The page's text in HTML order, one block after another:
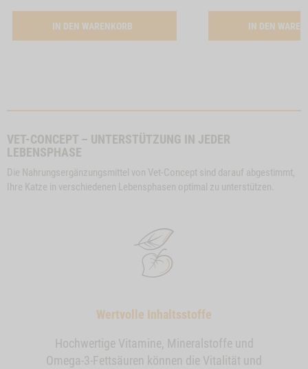
IN DEN WARENKORB ACTIVATION FUTTERCELLULOSE, 400 G
IN DEN
VET-CONCEPT – UNTERSTÜTZUNG IN JEDER
LEBENSPHASE
Die Nahrungsergänzungsmittel von Vet-Concept sind darauf abgestimmt,
Ihre Katze in verschiedenen Lebensphasen optimal zu unterstützen.
Wertvolle Inhaltsstoffe
Hochwertige Vitamine, Mineralstoffe und
Omega-3-Fettsäuren können die Vitalität und